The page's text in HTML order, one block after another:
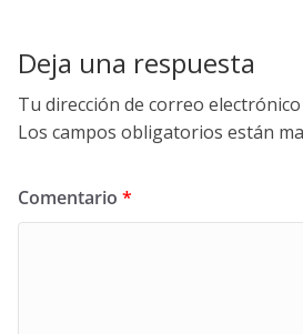
Deja una respuesta
Tu dirección de correo
Los campos obligatorios están
Comentario *